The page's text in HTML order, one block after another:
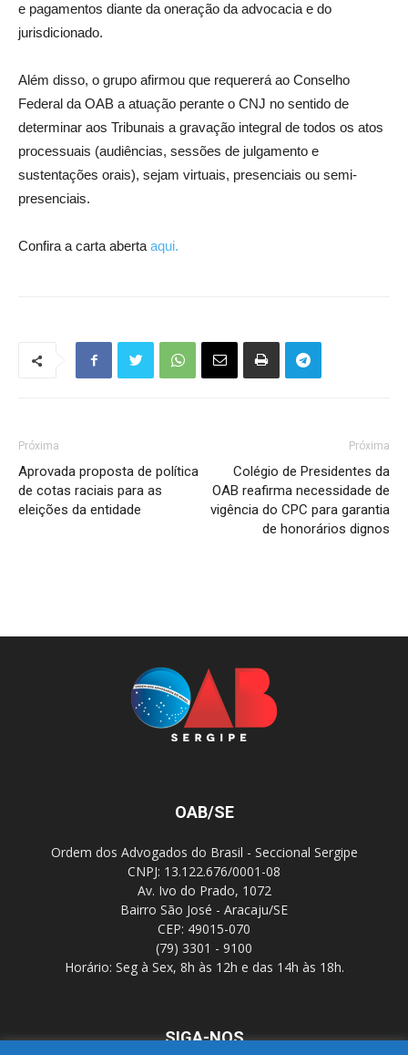
e pagamentos diante da oneração da advocacia e do
jurisdicionado.
Além disso, o grupo afirmou que requererá ao Conselho
Federal da OAB a atuação perante o CNJ no sentido de
determinar aos Tribunais a gravação integral de todos os atos
processuais (audiências, sessões de julgamento e
sustentações orais), sejam virtuais, presenciais ou semi-
presenciais.
Confira a carta aberta aqui.
Próxima
Aprovada proposta de política
de cotas raciais para as
eleições da entidade
Próxima
Colégio de Presidentes da
OAB reafirma necessidade de
vigência do CPC para garantia
de honorários dignos
OAB/SE
Ordem dos Advogados do Brasil - Seccional Sergipe
CNPJ: 13.122.676/0001-08
Av. Ivo do Prado, 1072
Bairro São José - Aracaju/SE
CEP: 49015-070
(79) 3301 - 9100
Horário: Seg à Sex, 8h às 12h e das 14h às 18h.
SIGA-NOS